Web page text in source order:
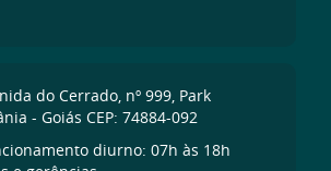
do Cerrado, nº 999, Park
- Goiás CEP: 74884-092
diurno: 07h às 18h